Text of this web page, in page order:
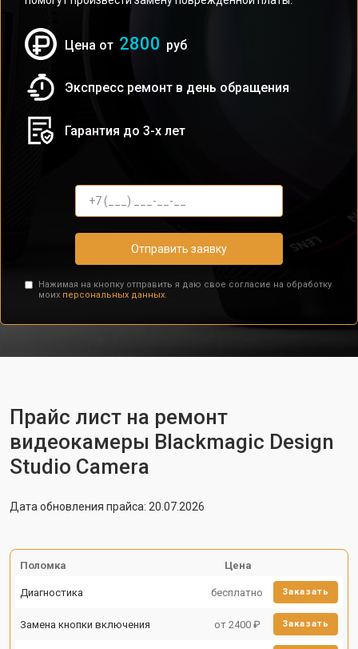
Цена от 2800 руб
Экспресс ремонт в день обращения
Гарантия до 3-х лет
Отправить заявку
Нажимая на кнопку отправить я даю свое согласие на обработку
моих персональных данных.
Прайс лист на ремонт
видеокамеры Blackmagic Design
Studio Camera
Дата обновления прайса: 20.07.2026
Поломка Цена
Диагностика бесплатно Заказать
Замена кнопки включения от 2400 ₽ Заказать